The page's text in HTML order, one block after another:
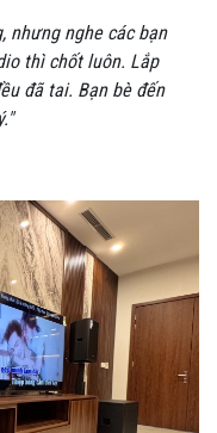
nhưng nghe các bạn
thì chốt luôn. Lắp
đã tai. Bạn bè đến